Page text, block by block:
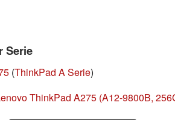
Serie
(ThinkPad A Serie)
ThinkPad A275 (A12-9800B,